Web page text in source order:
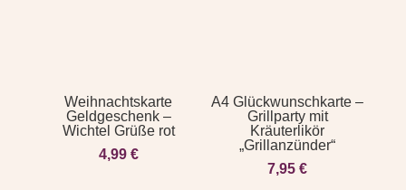
Weihnachtskarte
Geldgeschenk –
Wichtel Grüße rot
4,99 €
A4 Glückwunschkarte –
Grillparty mit
Kräuterlikör
„Grillanzünder“
7,95€